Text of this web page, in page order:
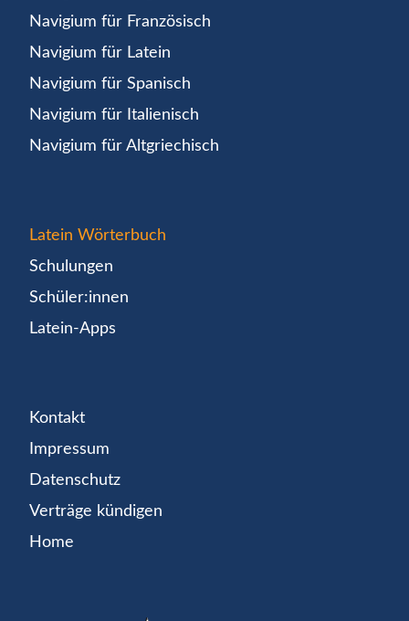
Navigium für Französisch
Navigium für Latein
Navigium für Spanisch
Navigium für Italienisch
Navigium für Altgriechisch
Latein Wörterbuch
Schulungen
Schüler:innen
Latein-Apps
Kontakt
Impressum
Datenschutz
Verträge kündigen
Home